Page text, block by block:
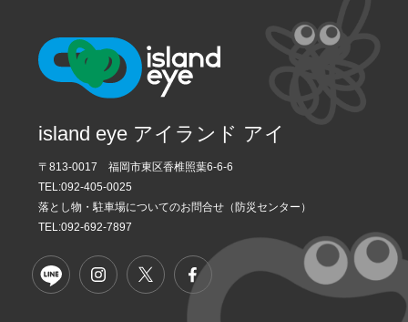
island eye アイランド アイ
〒813-0017 福岡市東区香椎照葉6-6-6
TEL:092-405-0025
落とし物・駐車場についてのお問合せ（防災センター）
TEL:092-692-7897